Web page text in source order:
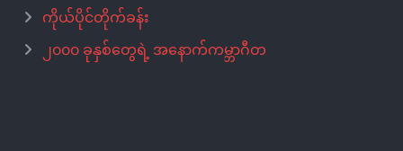
ကိုယ်ပိုင်တိုက်ခန်း
၂၀၀၀ ခုနှစ်တွေရဲ့ အနောက်ကမ္ဘာဂီတ